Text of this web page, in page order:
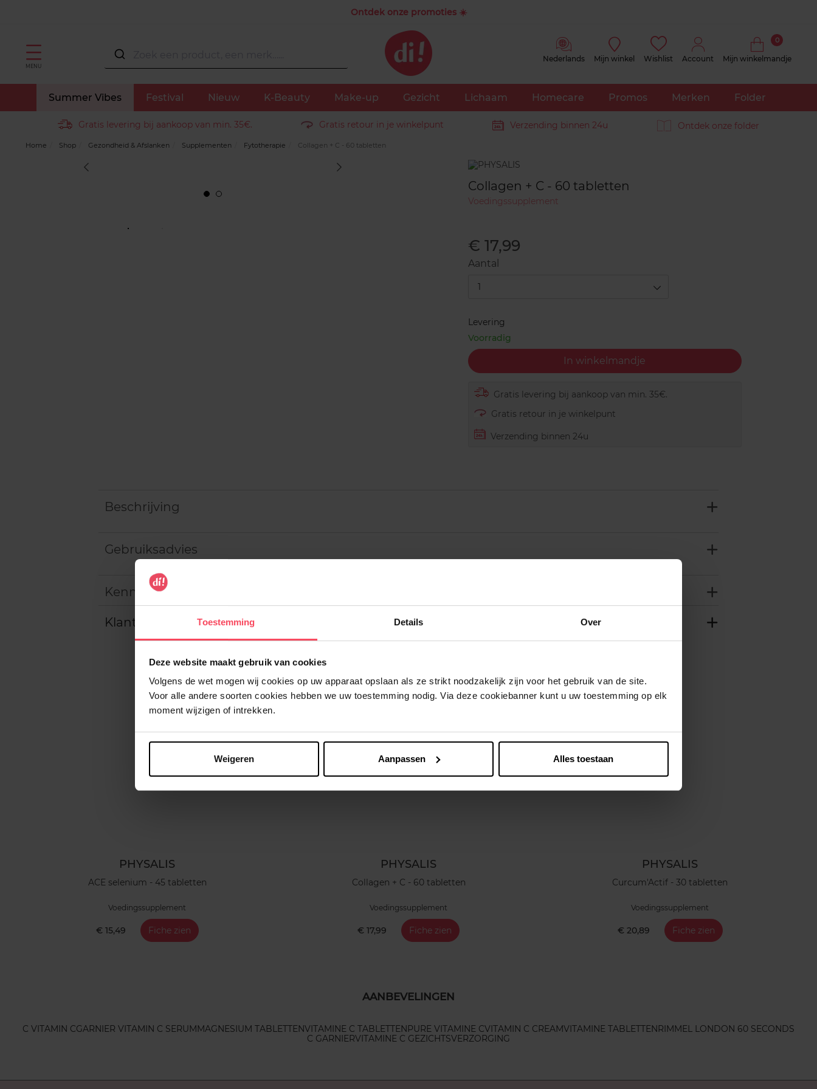
Toestemming Details Over
Deze website maakt gebruik van cookies
Volgens de wet mogen wij cookies op uw apparaat opslaan als ze strikt noodzakelijk zijn voor het gebruik van de site.
Voor alle andere soorten cookies hebben we uw toestemming nodig. Via deze cookiebanner kunt u uw toestemming op elk
moment wijzigen of intrekken.
Weigeren Aanpassen Alles toestaan
Ontdek onze promoties ☀️
MENU
Nederlands Mijn winkel Wishlist Account Mijn winkelmandje
0
Summer Vibes Festival Nieuw K-Beauty Make-up Gezicht Lichaam Homecare Promos Merken Folder
Gratis levering bij aankoop van min. 35€. Gratis retour in je winkelpunt Verzending binnen 24u Ontdek onze folder
Home Shop Gezondheid & Afslanken Supplementen Fytotherapie Collagen + C - 60 tabletten
Merk
Collagen + C - 60 tabletten
Voedingssupplement
€ 17,99
Aantal
1
Levering
Voorradig
In winkelmandje
Gratis levering bij aankoop van min. 35€.
Gratis retour in je winkelpunt
Verzending binnen 24u
Beschrijving
Gebruiksadvies
Kenmerken
Klantereview
Nog iets vergeten ?
PHYSALIS
ACE selenium - 45 tabletten
Voedingssupplement
€ 15,49 Fiche zien
PHYSALIS
Collagen + C - 60 tabletten
Voedingssupplement
€ 17,99 Fiche zien
PHYSALIS
Curcum'Actif - 30 tabletten
Voedingssupplement
€ 20,89 Fiche zien
AANBEVELINGEN
C VITAMIN CGARNIER VITAMIN C SERUMMAGNESIUM TABLETTENVITAMINE C TABLETTENPURE VITAMINE CVITAMIN C CREAMVITAMINE TABLETTENRIMMEL LONDON 60 SECONDS
C GARNIERVITAMINE C GEZICHTSVERZORGING